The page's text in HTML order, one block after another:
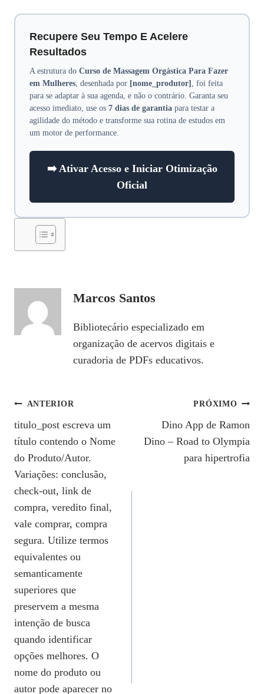
Recupere Seu Tempo E Acelere
Resultados
A estrutura do Curso de Massagem Orgástica Para Fazer
em Mulheres, desenhada por [nome_produtor] , foi feita
para se adaptar à sua agenda, e não o contrário. Garanta seu
acesso imediato, use os 7 dias de garantia para testar a
agilidade do método e transforme sua rotina de estudos em
um motor de performance.
➡️ Ativar Acesso e Iniciar Otimização
Oficial
Marcos Santos
Bibliotecário especializado em
organização de acervos digitais e
curadoria de PDFs educativos.
Navegação
De
Post
ANTERIOR
titulo_post escreva um
título contendo o Nome
do Produto/Autor.
Variações: conclusão,
check-out, link de
compra, veredito final,
vale comprar, compra
segura. Utilize termos
equivalentes ou
semanticamente
superiores que
preservem a mesma
intenção de busca
quando identificar
opções melhores. O
nome do produto ou
autor pode aparecer no
PRÓXIMO
Dino App de Ramon
Dino – Road to Olympia
para hipertrofia